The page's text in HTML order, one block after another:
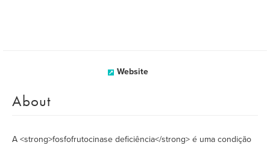
Website
About
A <strong>fosfofrutocinase deficiência</strong> é uma condição